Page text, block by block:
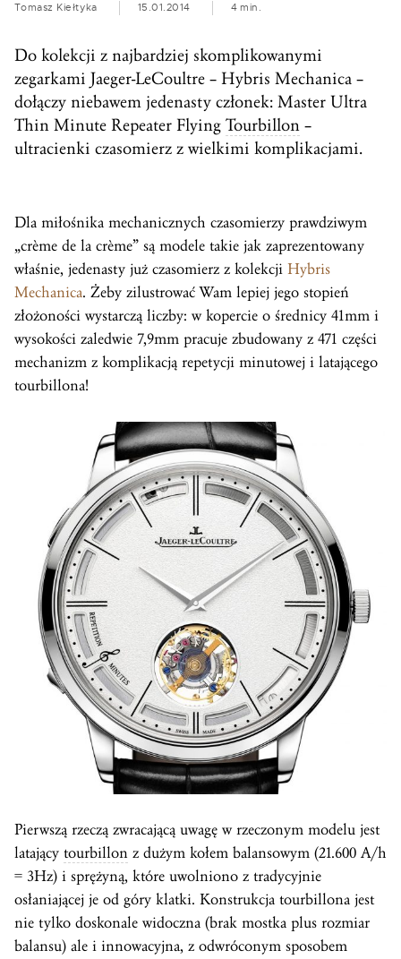
Tomasz Kiełtyka 15.01.2014 4 min.
Do kolekcji z najbardziej skomplikowanymi
zegarkami Jaeger-LeCoultre – Hybris Mechanica –
dołączy niebawem jedenasty członek: Master Ultra
Thin Minute Repeater Flying Tourbillon –
ultracienki czasomierz z wielkimi komplikacjami.
Dla miłośnika mechanicznych czasomierzy prawdziwym
„crème de la crème” są modele takie jak zaprezentowany
właśnie, jedenasty już czasomierz z kolekcji Hybris
Mechanica. Żeby zilustrować Wam lepiej jego stopień
złożoności wystarczą liczby: w kopercie o średnicy 41mm i
wysokości zaledwie 7,9mm pracuje zbudowany z 471 części
mechanizm z komplikacją repetycji minutowej i latającego
tourbillona!
Pierwszą rzeczą zwracającą uwagę w rzeczonym modelu jest
latający tourbillon z dużym kołem balansowym (21.600 A/h
= 3Hz) i sprężyną, które uwolniono z tradycyjnie
osłaniającej je od góry klatki. Konstrukcja tourbillona jest
nie tylko doskonale widoczna (brak mostka plus rozmiar
balansu) ale i innowacyjna, z odwróconym sposobem